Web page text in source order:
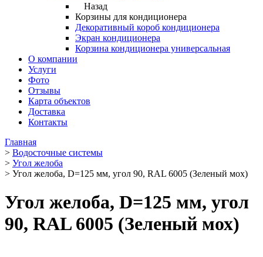
Назад
Корзины для кондиционера
Декоративный короб кондиционера
Экран кондиционера
Корзина кондиционера универсальная
О компании
Услуги
Фото
Отзывы
Карта объектов
Доставка
Контакты
Главная
> Водосточные системы
> Угол желоба
> Угол желоба, D=125 мм, угол 90, RAL 6005 (Зеленый мох)
Угол желоба, D=125 мм, угол
90, RAL 6005 (Зеленый мох)